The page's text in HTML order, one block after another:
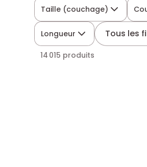
Taille (couchage)
Longueur Tous les
14 015 produits